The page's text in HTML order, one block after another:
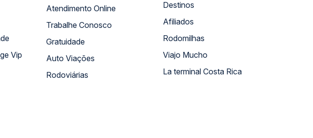
Vip
Atendimento Online
Trabalhe Conosco
Gratuidade
Auto Viações
Rodoviárias
Destinos
Afiliados
Rodomilhas
Viajo Mucho
La terminal Costa Rica